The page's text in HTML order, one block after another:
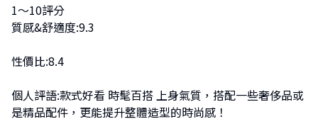
1～10評分
質感&舒適度:9.3
性價比:8.4
個人評語:款式好看 時髦百搭 上身氣質，搭配一些奢侈品或
是精品配件，更能提升整體造型的時尚感！